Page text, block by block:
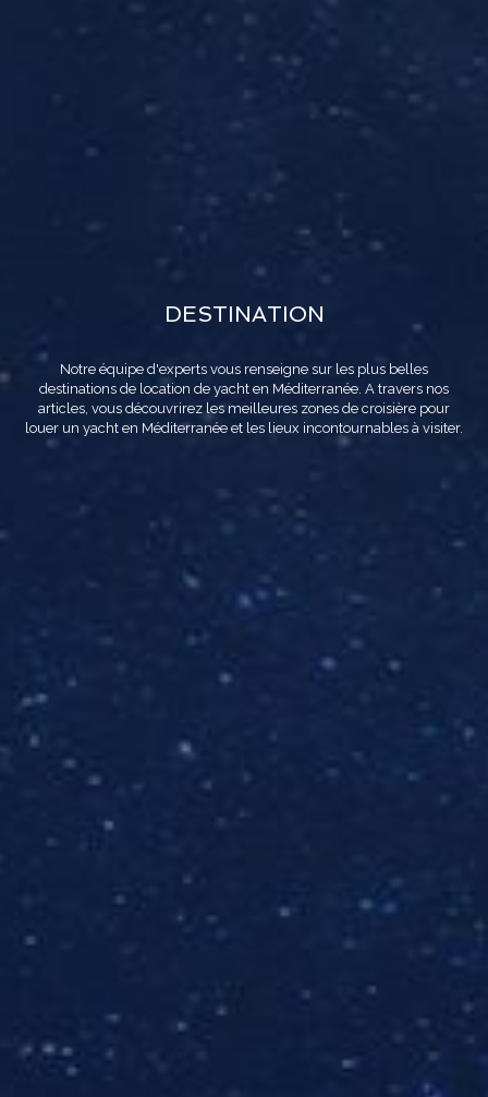
DESTINATION
Notre équipe d'experts vous renseigne sur les plus belles
destinations de location de yacht en Méditerranée. A travers nos
articles, vous découvrirez les meilleures zones de croisière pour
louer un yacht en Méditerranée et les lieux incontournables à visiter.